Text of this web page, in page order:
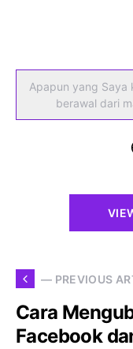
Apapun yang Saya
berawal dari
— PREVIOUS
Cara
Facebook